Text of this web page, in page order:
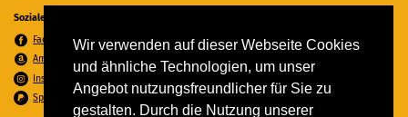
Wir verwenden auf dieser Webseite Cookies
und ähnliche Technologien, um unser
Angebot nutzungsfreundlicher für Sie zu
gestalten. Durch die Nutzung unserer
Soziale Medien
Facebook
Amazon Wunschzettel
Instagram
Spenden per PayPal